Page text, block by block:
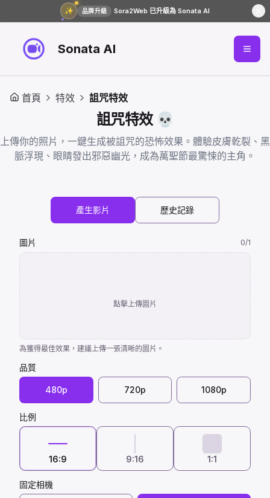
✨ 品牌升級 Sora2Web 已升級為 Sonata AI
Sonata AI
首頁 特效 詛咒特效
詛咒特效 💀
上傳你的照片，一鍵生成被詛咒的恐怖效果。體驗皮膚乾裂、黑
脈浮現、眼睛發出邪惡幽光，成為萬聖節最驚悚的主角。
產生影片 歷史記錄
圖片 0/1
點擊上傳圖片
為獲得最佳效果，建議上傳一張清晰的圖片。
品質
480p 720p 1080p
比例
16:9 9:16 1:1
固定相機